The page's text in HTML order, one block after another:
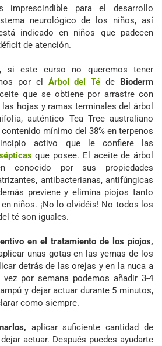
para el desarrollo
neurológico de los niños, así
indicado en niños que padecen
de atención.
si este curso no queremos tener
por el Árbol del Téde Bioderm
que se obtiene por arrastre con
las hojas y ramas terminales del árbol
auténtico Tea Tree australiano
contenido mínimo del 38% en terpenos
activo que le confiere las
que posee. El aceite de árbol
por sus propiedades
antibacterianas, antifúngicas
previene y elimina piojos tanto
niños. ¡No lo olvidéis! No todos los
té son iguales.
en el tratamiento de los piojos,
unas gotas en las yemas de los
detrás de las orejas y en la nuca a
vez por semana podemos añadir 3-4
y dejar actuar durante 5 minutos,
como siempre.
aplicar suficiente cantidad de
actuar. Después puedes ayudarte